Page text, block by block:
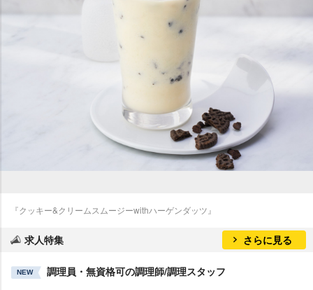
『クッキー&クリームスムージーwithハーゲンダッツ』
求人特集 さらに見る
NEW 調理員・無資格可の調理師/調理スタッフ